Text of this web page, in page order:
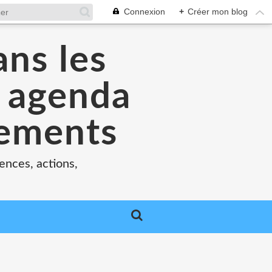
Connexion + Créer mon blog
les
actions,